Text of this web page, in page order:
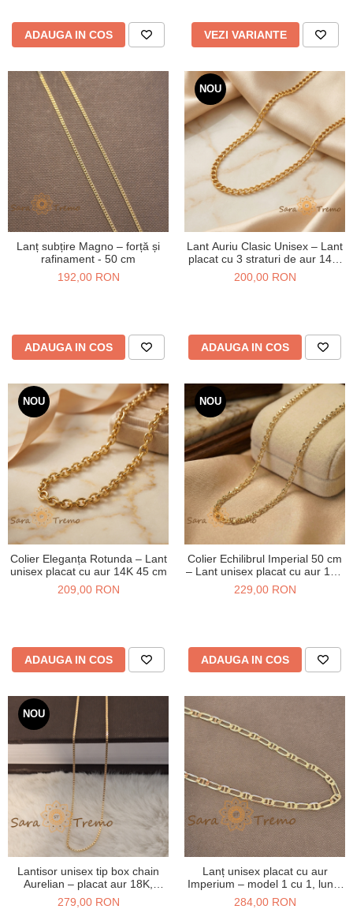
ADAUGA IN COS VEZI VARIANTE
Lanț subțire Magno – forță și
rafinament - 50 cm
192,00 RON
ADAUGA IN COS
NOU
Lant Auriu Clasic Unisex – Lant
placat cu 3 straturi de aur 14K,
50 cm, 3 mm
200,00 RON
ADAUGA IN COS
NOU
Colier Eleganța Rotunda – Lant
unisex placat cu aur 14K 45 cm
209,00 RON
ADAUGA IN COS
NOU
Colier Echilibrul Imperial 50 cm
– Lant unisex placat cu aur 14K
4 mm
229,00 RON
ADAUGA IN COS
NOU
Lantisor unisex tip box chain
Aurelian – placat aur 18K,
Brazilia, stanta, 50 cm
279,00 RON
Lanț unisex placat cu aur
Imperium – model 1 cu 1, lung,
60 cm
284,00 RON